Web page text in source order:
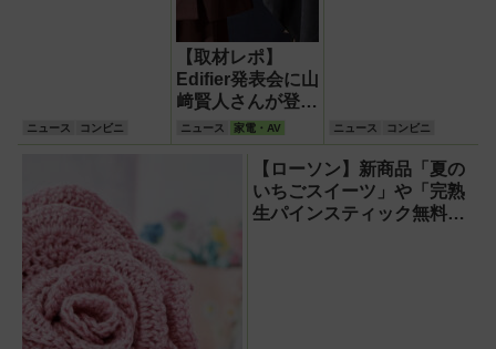
ニュース コンビニ
【取材レポ】
Edifier発表会に山
﨑賢人さんが登
場！圧倒的音圧の
新スピーカー
「M90」の実力と
ニュース 家電・AV ニュース コンビニ
【ローソン】新商品「夏の
いちごスイーツ」や「完熟
生パインスティック無料